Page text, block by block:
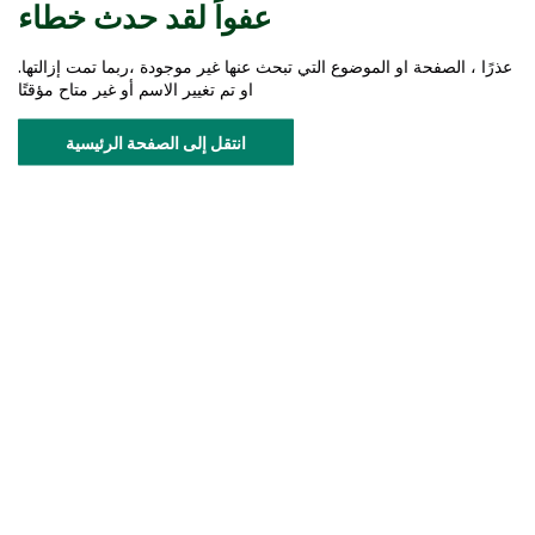
عفواً لقد حدث خطاء
عذرًا ، الصفحة او الموضوع التي تبحث عنها غير موجودة ،ربما تمت إزالتها.
او تم تغيير الاسم أو غير متاح مؤقتًا
انتقل إلى الصفحة الرئيسية